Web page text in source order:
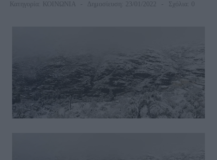
Κατηγορία: ΚΟΙΝΩΝΙΑ Δημοσίευση: 23/01/2022 Σχόλια: 0